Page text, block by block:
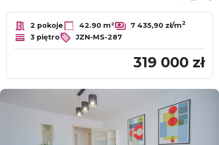
2 pokoje 42.90 m² 7 435,90 zł/m2
3 piętro JZN-MS-287
319 000 zł